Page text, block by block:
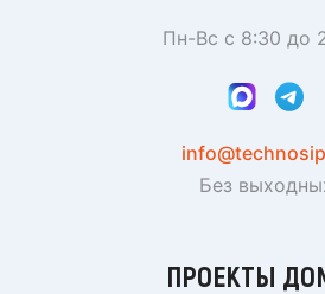
Пн-Вс с 8:30 до
Без
ПРОЕКТЫ